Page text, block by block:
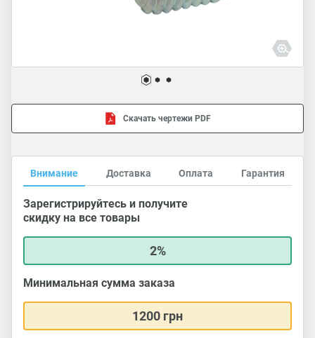
Скачать чертежи PDF
Внимание Доставка Оплата Гарантия
Зарегистрируйтесь и получите
скидку на все товары
2%
Минимальная сумма заказа
1200 грн